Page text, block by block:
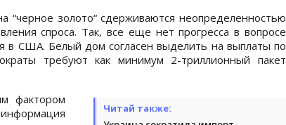
золото“ сдерживаются неопределенностью
спроса. Так, все еще нет прогресса в вопросе
в США. Белый дом согласен выделить на выплаты по
требуют как минимум 2-триллионный пакет
Читай также:
фактором